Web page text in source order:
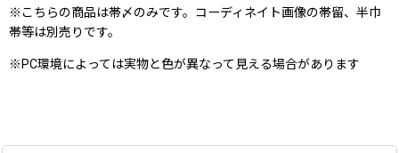
※こちらの商品は帯〆のみです。コーディネイト画像の帯留、半巾
帯等は別売りです。
※PC環境によっては実物と色が異なって見える場合があります